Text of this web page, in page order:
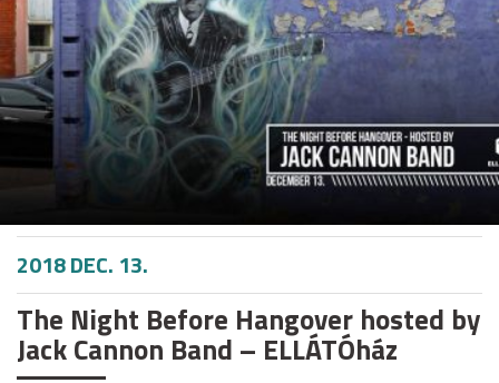
2018 DEC. 13.
The Night Before Hangover hosted by
Jack Cannon Band – ELLÁTÓház